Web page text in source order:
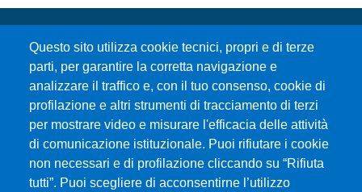
Questo sito utilizza cookie tecnici, propri e di terze
parti, per garantire la corretta navigazione e
analizzare il traffico e, con il tuo consenso, cookie di
profilazione e altri strumenti di tracciamento di terzi
per mostrare video e misurare l'efficacia delle attività
di comunicazione istituzionale. Puoi rifiutare i cookie
non necessari e di profilazione cliccando su “Rifiuta
tutti”. Puoi scegliere di acconsentirne l’utilizzo
Università degli Studi di Messina
Piazza Pugliatti, 1 - 98122 Messina
Cod. Fiscale 80004070837
P.IVA 00724160833